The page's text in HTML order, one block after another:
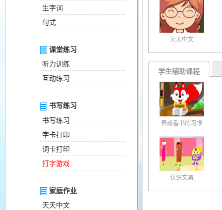
生字词
句式
课堂练习
听力训练
互动练习
书写练习
书写练习
字卡打印
词卡打印
打字游戏
家庭作业
天天中文
天天中文
学生辅助课程
养成看书的习惯
认识文具